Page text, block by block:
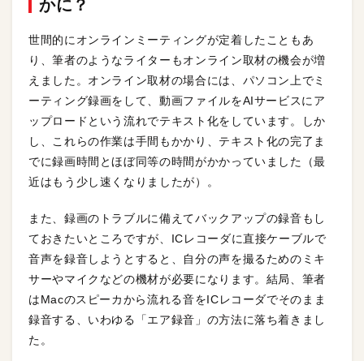
かに？
世間的にオンラインミーティングが定着したこともあ
り、筆者のようなライターもオンライン取材の機会が増
えました。オンライン取材の場合には、パソコン上でミ
ーティング録画をして、動画ファイルをAIサービスにア
ップロードという流れでテキスト化をしています。しか
し、これらの作業は手間もかかり、テキスト化の完了ま
でに録画時間とほぼ同等の時間がかかっていました（最
近はもう少し速くなりましたが）。
また、録画のトラブルに備えてバックアップの録音もし
ておきたいところですが、ICレコーダに直接ケーブルで
音声を録音しようとすると、自分の声を撮るためのミキ
サーやマイクなどの機材が必要になります。結局、筆者
はMacのスピーカから流れる音をICレコーダでそのまま
録音する、いわゆる「エア録音」の方法に落ち着きまし
た。